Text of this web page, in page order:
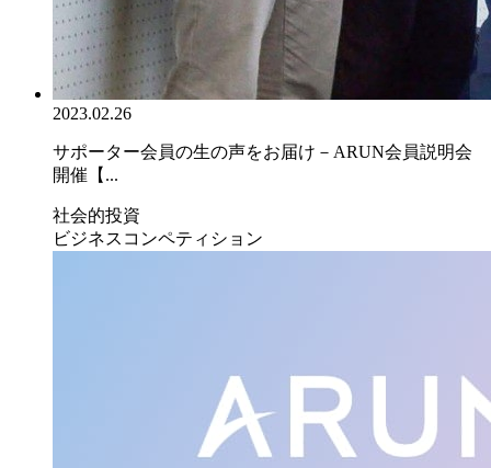
2023.02.26
サポーター会員の生の声をお届け－ARUN会員説明会
開催【...
社会的投資
ビジネスコンペティション